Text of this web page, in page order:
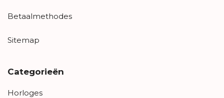
Betaalmethodes
Sitemap
Categorieën
Horloges